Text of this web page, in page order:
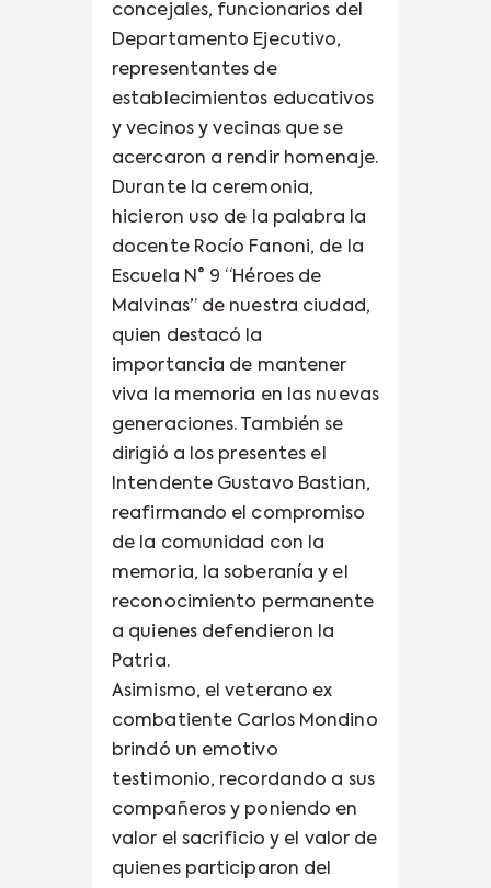
concejales, funcionarios del
Departamento Ejecutivo,
representantes de
establecimientos educativos
y vecinos y vecinas que se
acercaron a rendir homenaje.
Durante la ceremonia,
hicieron uso de la palabra la
docente Rocío Fanoni, de la
Escuela N° 9 “Héroes de
Malvinas” de nuestra ciudad,
quien destacó la
importancia de mantener
viva la memoria en las nuevas
generaciones. También se
dirigió a los presentes el
Intendente Gustavo Bastian,
reafirmando el compromiso
de la comunidad con la
memoria, la soberanía y el
reconocimiento permanente
a quienes defendieron la
Patria.
Asimismo, el veterano ex
combatiente Carlos Mondino
brindó un emotivo
testimonio, recordando a sus
compañeros y poniendo en
valor el sacrificio y el valor de
quienes participaron del